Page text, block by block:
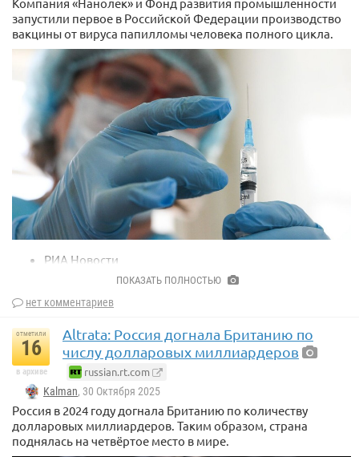
Компания «Нанолек» и Фонд развития промышленности
запустили первое в Российской Федерации производство
вакцины от вируса папилломы человека полного цикла.
РИА Новости
Об этом пишет РИА Новости.
«В следующем году первые серии вакцин ВПЧ выйдут в
гражданский оборот. Это будет в втором полугодии 2026
года», — указал гендиректор «Нанолек» Евгений Баринов.
Ранее депутат Госдумы, член комитета по
здравоохранению Юлия Дрожжина предложила включить
вакцинацию от вируса папилломы человека в
национальный календарь прививок.
Опрошенные RT врачи рассказали, сколько прививок
можно делать одновременно.
ПОКАЗАТЬ ПОЛНОСТЬЮ
нет комментариев
отметили
16
в архиве
Altrata: Россия догнала Британию по
числу долларовых миллиардеров
russian.rt.com
Kalman, 30 Октября 2025
Россия в 2024 году догнала Британию по количеству
долларовых миллиардеров. Таким образом, страна
поднялась на четвёртое место в мире.